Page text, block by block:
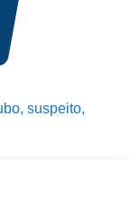
, suspeito,